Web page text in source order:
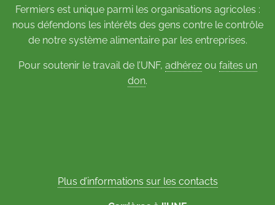
Fermiers est unique parmi les organisations agricoles :
nous défendons les intérêts des gens contre le contrôle
de notre système alimentaire par les entreprises.
Pour soutenir le travail de l’UNF, adhérezou faites un
don.
Plus d’informations sur les contacts